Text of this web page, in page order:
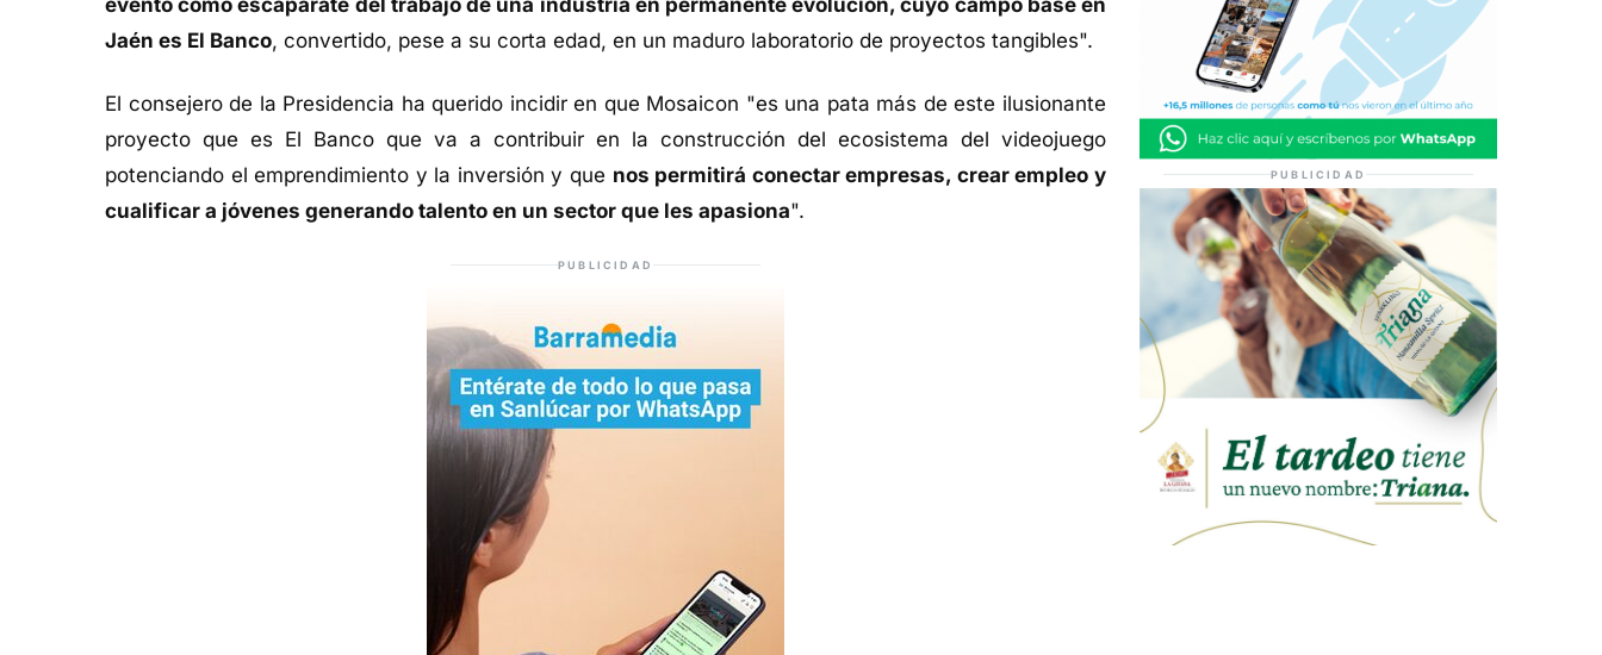
evento como escaparate del trabajo de una industria en permanente evolución, cuyo campo base en
Jaén es El Banco, convertido, pese a su corta edad, en un maduro laboratorio de proyectos tangibles".
El consejero de la Presidencia ha querido incidir en que Mosaicon "es una pata más de este ilusionante
proyecto que es El Banco que va a contribuir en la construcción del ecosistema del videojuego
potenciando el emprendimiento y la inversión y que nos permitirá conectar empresas, crear empleo y
cualificar a jóvenes generando talento en un sector que les apasiona".
PUBLICIDAD
PUBLICIDAD